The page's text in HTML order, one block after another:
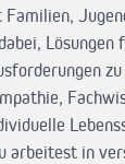
Familien,
Lösungen
arbeitest in